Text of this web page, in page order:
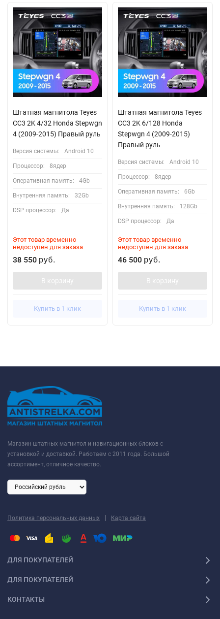
Штатная магнитола Teyes
CC3 2K 4/32 Honda Stepwgn
4 (2009-2015) Правый руль
Версия системы: Android 10
Процессор: 8ядер
Оперативная память: 4Gb
Внутренняя память: 32Gb
DSP процессор: Да
Этот товар временно
недоступен для заказа
38 550 руб.
В корзину
Купить в 1 клик
Штатная магнитола Teyes
CC3 2K 6/128 Honda
Stepwgn 4 (2009-2015)
Правый руль
Версия системы: Android 10
Процессор: 8ядер
Оперативная память: 6Gb
Внутренняя память: 128Gb
DSP процессор: Да
Этот товар временно
недоступен для заказа
46 500 руб.
В корзину
Купить в 1 клик
Магазин штатных магнитол и навигационных блоков с
установкой и доставкой. Работаем с 2011 года. Большой
ассортимент, отличное качество.
Политика персональных данных | Карта сайта
ДЛЯ ПОКУПАТЕЛЕЙ
ДЛЯ ПОКУПАТЕЛЕЙ
КОНТАКТЫ